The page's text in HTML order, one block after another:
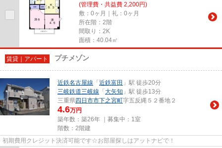
(管理費・共益費 2,200円)
敷：0ヶ月｜礼：0ヶ月
所在階：2階
間取り：2K
面積：40.04㎡
賃貸｜アパート プチメゾン
近鉄名古屋線 「 近鉄富田 」駅 徒歩20分
三岐鉄道三岐線 「 大矢知 」駅 徒歩13分
三重県四日市市下之宮町字五反縄５２番地２
4.6万円
築年数：築26年 ｜募集中： 1室
階数：2階建
初期費用クレジット決済可能です☆お部屋探しはアットナビで！